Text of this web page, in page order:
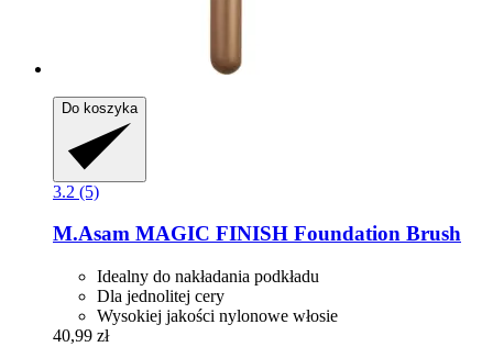
Do koszyka
3.2 (5)
M.Asam MAGIC FINISH Foundation Brush
Idealny do nakładania podkładu
Dla jednolitej cery
Wysokiej jakości nylonowe włosie
40,99 zł